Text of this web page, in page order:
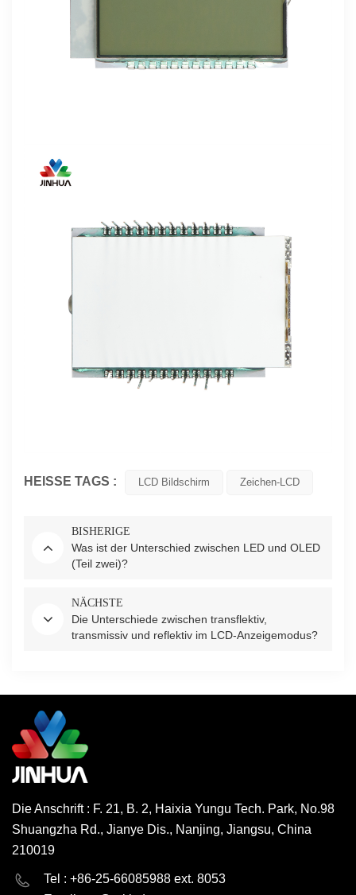
HEISSE TAGS : LCD Bildschirm Zeichen-LCD
BISHERIGE
Was ist der Unterschied zwischen LED und OLED
(Teil zwei)?
NÄCHSTE
Die Unterschiede zwischen transflektiv,
transmissiv und reflektiv im LCD-Anzeigemodus?
Die Anschrift : F. 21, B. 2, Haixia Yungu Tech. Park, No.98
Shuangzha Rd., Jianye Dis., Nanjing, Jiangsu, China
210019
Tel : +86-25-66085988 ext. 8053
English Deutsch